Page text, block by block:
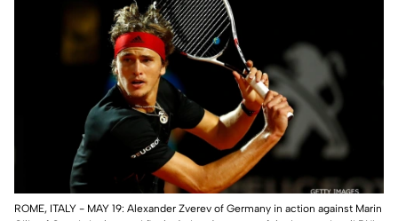
ROME, ITALY - MAY 19: Alexander Zverev of Germany in action against Marin